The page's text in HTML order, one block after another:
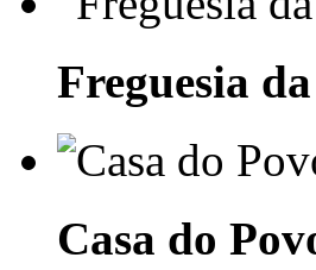
Freguesia
Casa do